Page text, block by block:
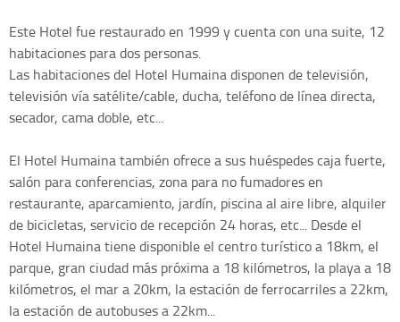
Este Hotel fue restaurado en 1999 y cuenta con una suite, 12
habitaciones para dos personas.
Las habitaciones del Hotel Humaina disponen de televisión,
televisión vía satélite/cable, ducha, teléfono de línea directa,
secador, cama doble, etc...
El Hotel Humaina también ofrece a sus huéspedes caja fuerte,
salón para conferencias, zona para no fumadores en
restaurante, aparcamiento, jardín, piscina al aire libre, alquiler
de bicicletas, servicio de recepción 24 horas, etc... Desde el
Hotel Humaina tiene disponible el centro turístico a 18km, el
parque, gran ciudad más próxima a 18 kilómetros, la playa a 18
kilómetros, el mar a 20km, la estación de ferrocarriles a 22km,
la estación de autobuses a 22km...